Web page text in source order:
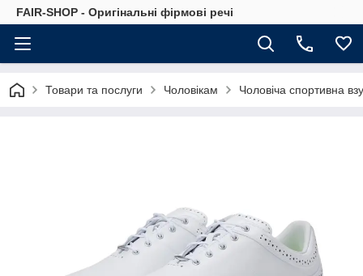
FAIR-SHOP - Оригінальні фірмові речі
Товари та послуги Чоловікам Чоловіча спортивна